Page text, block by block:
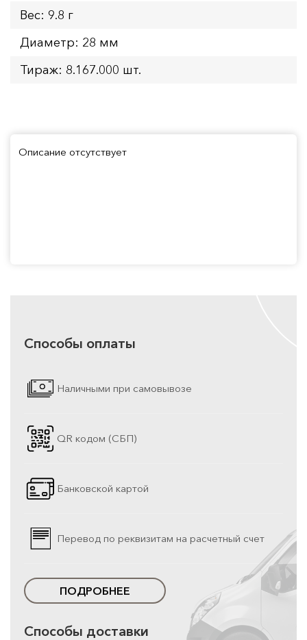
Вес: 9.8 г
Диаметр: 28 мм
Тираж: 8.167.000 шт.
Описание отсутствует
Способы оплаты
Наличными при самовывозе
QR кодом (СБП)
Банковской картой
Перевод по реквизитам на расчетный счет
ПОДРОБНЕЕ
Способы доставки